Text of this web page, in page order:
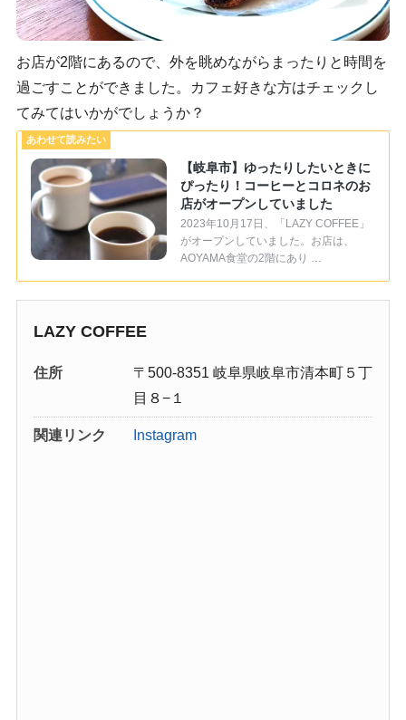
お店が2階にあるので、外を眺めながらまったりと時間を
過ごすことができました。カフェ好きな方はチェックし
てみてはいかがでしょうか？
【岐阜市】ゆったりしたいときに
ぴったり！コーヒーとコロネのお
店がオープンしていました
2023年10月17日、「LAZY COFFEE」
がオープンしていました。お店は、
AOYAMA食堂の2階にあり …
LAZY COFFEE
住所
〒500-8351 岐阜県岐阜市清本町５丁
目８−１
関連リンク Instagram